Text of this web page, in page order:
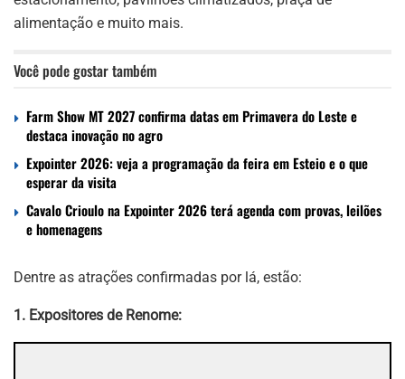
alimentação e muito mais.
Você pode gostar também
Farm Show MT 2027 confirma datas em Primavera do Leste e
destaca inovação no agro
Expointer 2026: veja a programação da feira em Esteio e o que
esperar da visita
Cavalo Crioulo na Expointer 2026 terá agenda com provas, leilões
e homenagens
Dentre as atrações confirmadas por lá, estão:
1. Expositores de Renome: